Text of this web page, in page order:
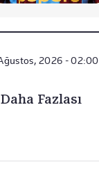
2026 - 02:00
Fazlası